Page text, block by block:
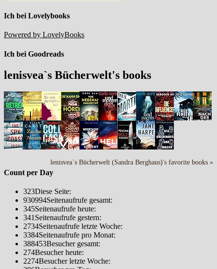
Ich bei Lovelybooks
Powered by LovelyBooks
Ich bei Goodreads
lenisvea`s Bücherwelt's books
lenisvea`s Bücherwelt (Sandra Berghaus)'s favorite books »
Count per Day
323Diese Seite:
930994Seitenaufrufe gesamt:
345Seitenaufrufe heute:
341Seitenaufrufe gestern:
2734Seitenaufrufe letzte Woche:
3384Seitenaufrufe pro Monat:
388453Besucher gesamt:
274Besucher heute:
2274Besucher letzte Woche: